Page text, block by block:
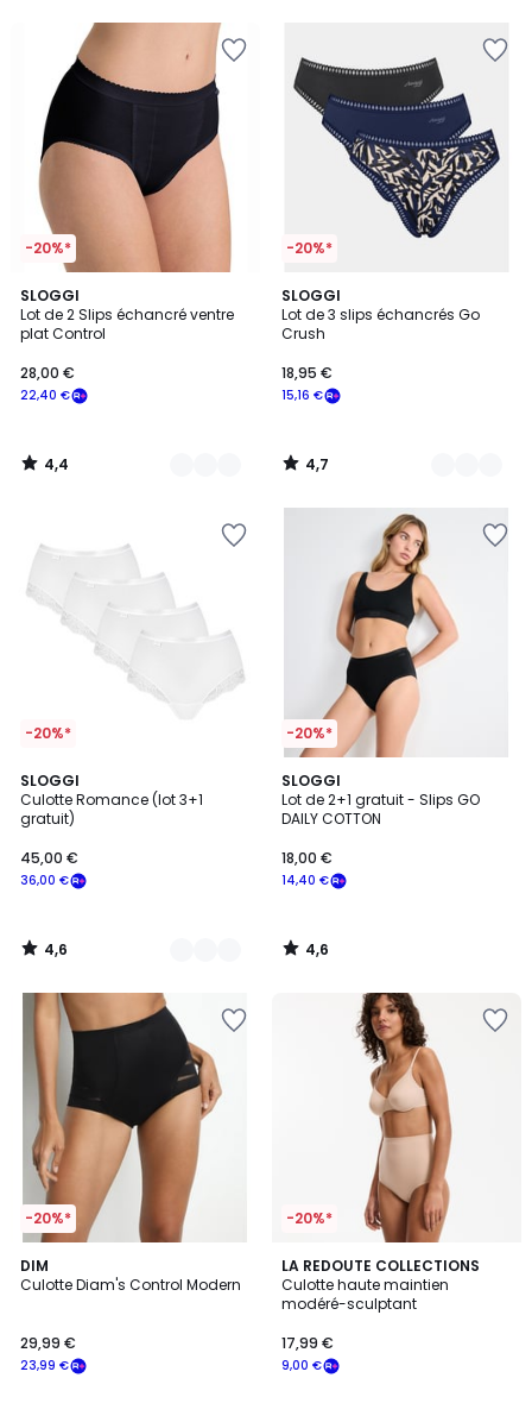
-20%*
SLOGGI
Lot de 2 Slips échancré ventre
plat Control
22,40 €
28,00 €
4,4
/ 5
2
Couleurs
4,4
/
-20%*
SLOGGI
Lot de 3 slips échancrés Go
Crush
15,16 €
18,95 €
4,7
/ 5
3
Couleurs
4,7
/
-20%*
SLOGGI
Culotte Romance (lot 3+1
gratuit)
36,00 €
45,00 €
4,6
/ 5
2
Couleurs
4,6
/
-20%*
SLOGGI
Lot de 2+1 gratuit - Slips GO
DAILY COTTON
14,40 €
18,00 €
4,6
/ 5
4,6
/
-20%*
DIM
Culotte Diam's Control Modern
23,99 €
29,99 €
4,1
/ 5
3
Couleurs
-20%*
LA REDOUTE COLLECTIONS
Culotte haute maintien
modéré-sculptant
9,00 €
17,99 €
4,2
/ 5
2
Couleurs